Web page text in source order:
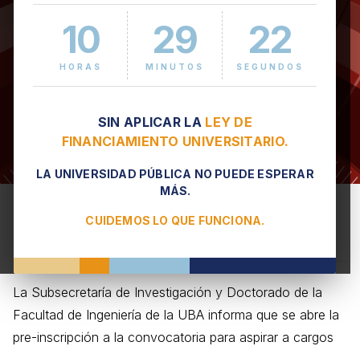
10
HORAS
29
MINUTOS
23
SEGUNDOS
SIN APLICAR LA LEY DE
FINANCIAMIENTO UNIVERSITARIO.
LA UNIVERSIDAD PÚBLICA NO PUEDE ESPERAR
MÁS.
CUIDEMOS LO QUE FUNCIONA.
Doctoras/es FIUBA
La Subsecretaría de Investigación y Doctorado de la
Facultad de Ingeniería de la UBA informa que se abre la
pre-inscripción a la convocatoria para aspirar a cargos